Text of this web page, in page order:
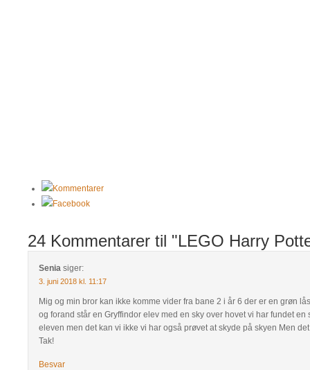
Kommentarer
Facebook
24 Kommentarer til "LEGO Harry
Senia siger:
3. juni 2018 kl. 11:17
Mig og min bror kan ikke komme vider fra bane 2 i år 6 der er en grøn
og forand står en Gryffindor elev med en sky over hovet vi har fundet en
eleven men det kan vi ikke vi har også prøvet at skyde på skyen Men
Tak!
Besvar